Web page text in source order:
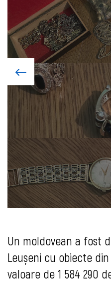
Un moldovean a fost
Leușeni cu obiecte
valoare de 1 584 290